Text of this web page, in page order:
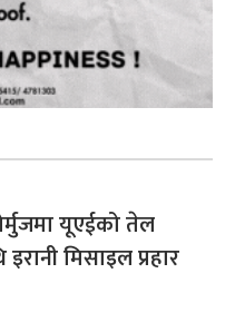
यूएईको तेल
मिसाइल प्रहार